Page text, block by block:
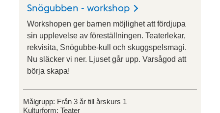
Snögubben - workshop
Workshopen ger barnen möjlighet att fördjupa
sin upplevelse av föreställningen. Teaterlekar,
rekvisita, Snögubbe-kull och skuggspelsmagi.
Nu släcker vi ner. Ljuset går upp. Varsågod att
börja skapa!
Målgrupp: Från 3 år till årskurs 1
Kulturform: Teater